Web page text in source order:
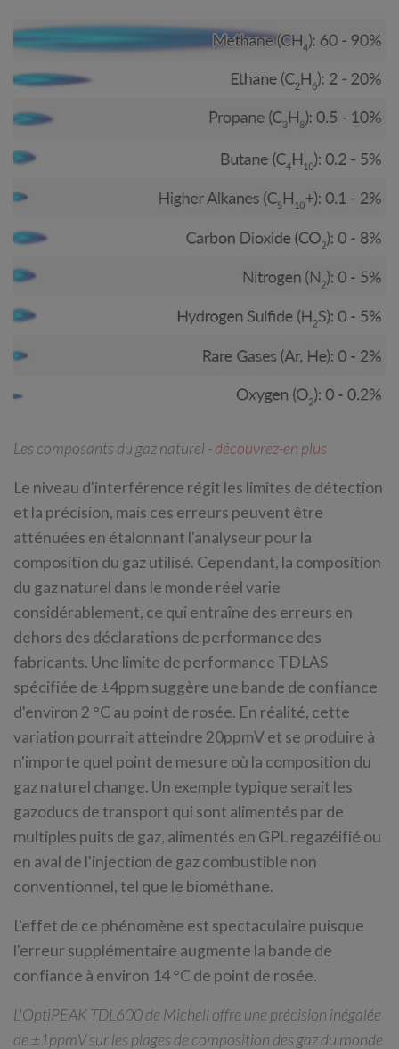
Les composants du gaz naturel -découvrez-en plus
Le niveau d'interférence régit les limites de détection
et la précision, mais ces erreurs peuvent être
atténuées en étalonnant l'analyseur pour la
composition du gaz utilisé. Cependant, la composition
du gaz naturel dans le monde réel varie
considérablement, ce qui entraîne des erreurs en
dehors des déclarations de performance des
fabricants. Une limite de performance TDLAS
spécifiée de ±4ppm suggère une bande de confiance
d'environ 2 °C au point de rosée. En réalité, cette
variation pourrait atteindre 20ppmV et se produire à
n'importe quel point de mesure où la composition du
gaz naturel change. Un exemple typique serait les
gazoducs de transport qui sont alimentés par de
multiples puits de gaz, alimentés en GPL regazéifié ou
en aval de l'injection de gaz combustible non
conventionnel, tel que le biométhane.
L'effet de ce phénomène est spectaculaire puisque
l'erreur supplémentaire augmente la bande de
confiance à environ 14 °C de point de rosée.
L'OptiPEAK TDL600 de Michell offre une précision inégalée
de ±1ppmV sur les plages de composition des gaz du monde